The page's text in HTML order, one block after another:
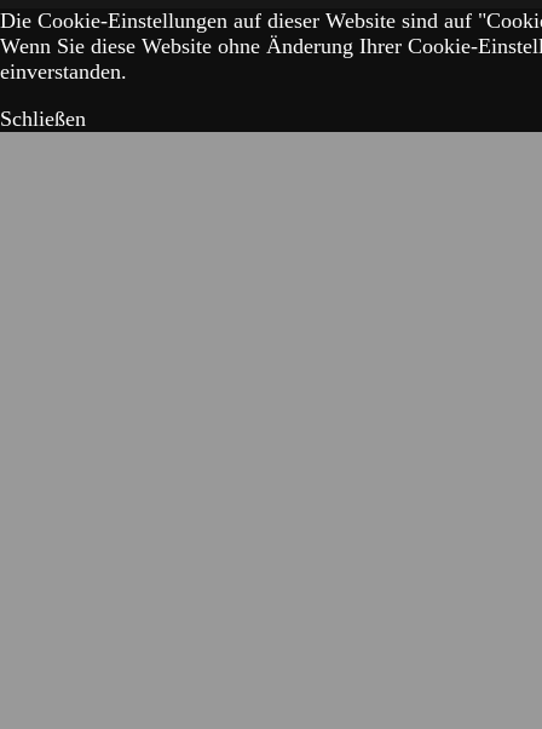
Die Cookie-Einstellungen auf dieser Website sind auf
Wenn Sie diese Website ohne Änderung Ihrer Cookie-
einverstanden.
Schließen